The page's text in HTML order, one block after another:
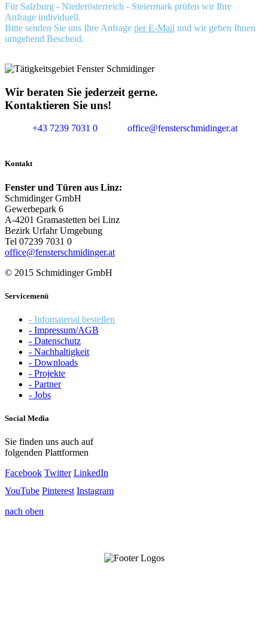
Für Salzburg - Niederösterreich - Steiermark prüfen wir Ihre
Anfrage individuell.
Bitte senden Sie uns Ihre Anfrage per E-Mail und wir geben Ihnen
umgehend Bescheid.
Wir beraten Sie jederzeit gerne.
Kontaktieren Sie uns!
+43 7239 7031 0 office@fensterschmidinger.at
Kontakt
Fenster und Türen aus Linz:
Schmidinger GmbH
Gewerbepark 6
A-4201 Gramastetten bei Linz
Bezirk Urfahr Umgebung
Tel 07239 7031 0
office@fensterschmidinger.at
© 2015 Schmidinger GmbH
Servicemenü
- Infomaterial bestellen
- Impressum/AGB
- Datenschutz
- Nachhaltigkeit
- Downloads
- Projekte
- Partner
- Jobs
Social Media
Sie finden uns auch auf
folgenden Plattformen
Facebook Twitter LinkedIn
YouTube Pinterest Instagram
nach oben